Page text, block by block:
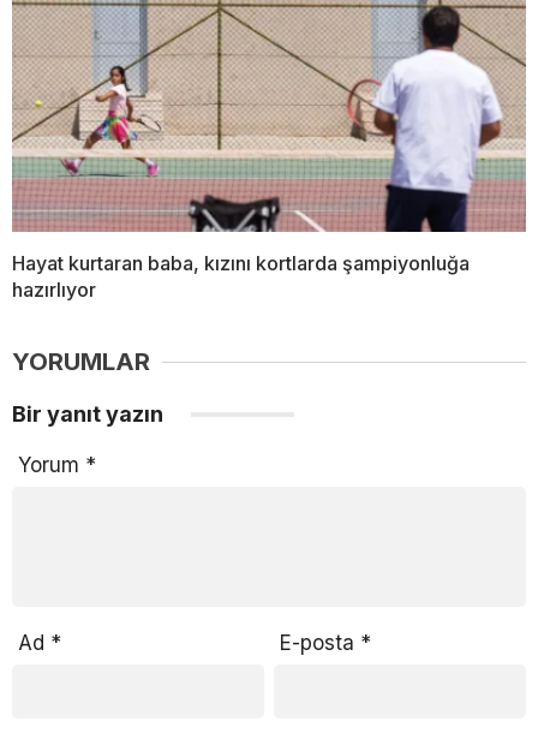
Hayat kurtaran baba, kızını kortlarda şampiyonluğa
hazırlıyor
YORUMLAR
Bir yanıt yazın
Yorum *
Ad * E-posta *